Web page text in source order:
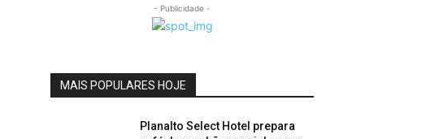
- Publicidade -
MAIS POPULARES HOJE
Planalto Select Hotel prepara